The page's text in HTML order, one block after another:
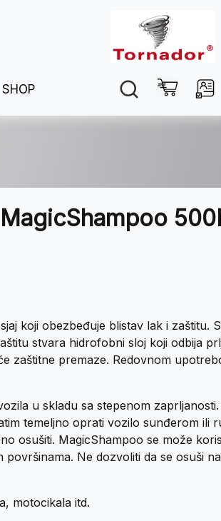
SHOP
koji obezbeđuje blistav lak i zaštitu.
stvara hidrofobni sloj koji odbija
zaštitne premaze. Redovnom
u skladu sa stepenom
temeljno oprati vozilo sunđerom ili
osušiti. MagicShampoo se može
Ne dozvoliti da se osuši
motocikala itd.